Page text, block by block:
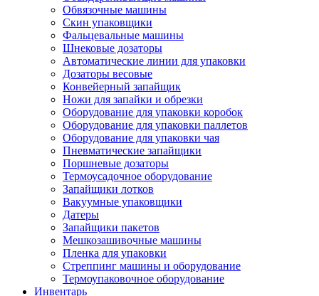
Обвязочные машины
Скин упаковщики
Фальцевальные машины
Шнековые дозаторы
Автоматические линии для упаковки
Дозаторы весовые
Конвейерный запайщик
Ножи для запайки и обрезки
Оборудование для упаковки коробок
Оборудование для упаковки паллетов
Оборудование для упаковки чая
Пневматические запайщики
Поршневые дозаторы
Термоусадочное оборудование
Запайщики лотков
Вакуумные упаковщики
Датеры
Запайщики пакетов
Мешкозашивочные машины
Пленка для упаковки
Стреппинг машины и оборудование
Термоупаковочное оборудование
Инвентарь